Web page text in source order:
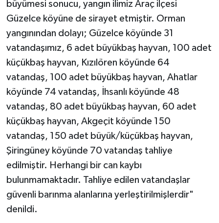
büyümesi sonucu, yangın ilimiz Araç ilçesi
Güzelce köyüne de sirayet etmiştir. Orman
yangınından dolayı; Güzelce köyünde 31
vatandaşımız, 6 adet büyükbaş hayvan, 100 adet
küçükbaş hayvan, Kızılören köyünde 64
vatandaş, 100 adet büyükbaş hayvan, Ahatlar
köyünde 74 vatandaş, İhsanlı köyünde 48
vatandaş, 80 adet büyükbaş hayvan, 60 adet
küçükbaş hayvan, Akgeçit köyünde 150
vatandaş, 150 adet büyük/küçükbaş hayvan,
Şiringüney köyünde 70 vatandaş tahliye
edilmiştir. Herhangi bir can kaybı
bulunmamaktadır. Tahliye edilen vatandaşlar
güvenli barınma alanlarına yerleştirilmişlerdir"
denildi.